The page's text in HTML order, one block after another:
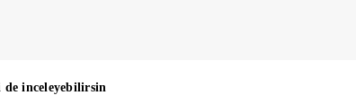
de inceleyebilirsin